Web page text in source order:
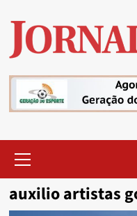
content
Menu
auxilio artistas